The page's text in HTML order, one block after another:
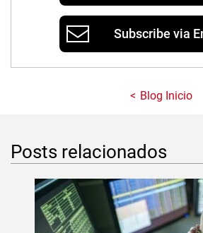
Subscribe via
Blog Inicio
Posts relacionados